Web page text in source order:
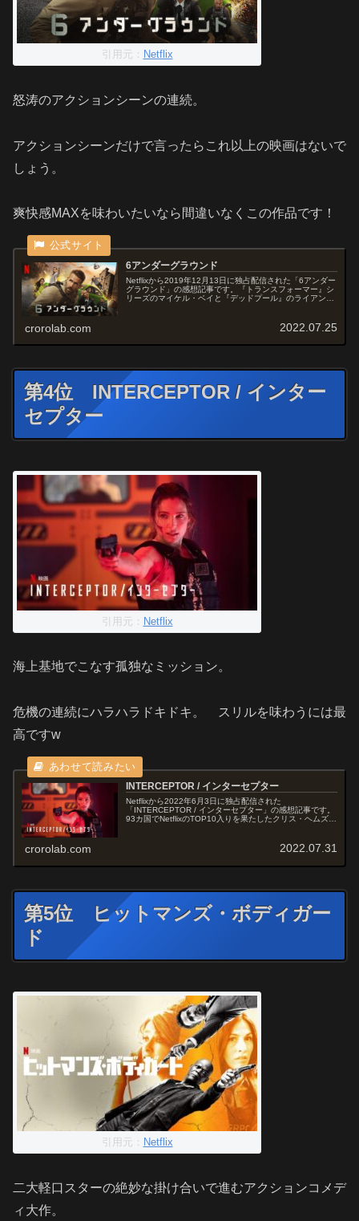
引用元： Netflix
怒涛のアクションシーンの連続。
アクションシーンだけで言ったらこれ以上の映画はないで
しょう。
爽快感MAXを味わいたいなら間違いなくこの作品です！
6アンダーグラウンド
Netflixから2019年12月13日に独占配信された「6アンダー
グラウンド」の感想記事です。『トランスフォーマー』シ
リーズのマイケル・ベイと『デッドプール』のライアン・
crorolab.com 2022.07.25
第4位 INTERCEPTOR / インター
セプター
引用元： Netflix
海上基地でこなす孤独なミッション。
危機の連続にハラハラドキドキ。 スリルを味わうには最
高ですw
INTERCEPTOR / インターセプター
Netflixから2022年6月3日に独占配信された
「INTERCEPTOR / インターセプター」の感想記事です。
93カ国でNetflixのTOP10入りを果たしたクリス・ヘムズワ
crorolab.com 2022.07.31
第5位 ヒットマンズ・ボディガー
ド
引用元： Netflix
二大軽口スターの絶妙な掛け合いで進むアクションコメデ
ィ大作。